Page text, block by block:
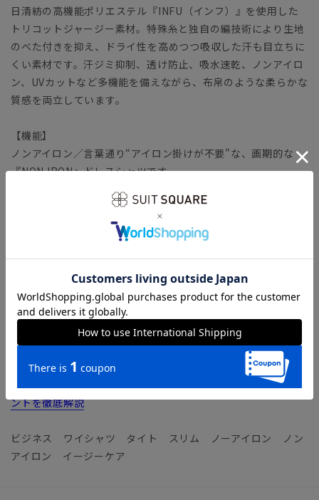
日清紡の高機能ポリエステル『INFU（インフ）』を使用した
トリコットジャージー素材。特殊糸と独自の編技術により生地
のべた付きを抑え、ドライ性を高めつつ吸収した汗も目立ちに
くい素材です。汗ジミ抑制、透け防止、吸水速乾、ノンアイロ
ン、UVカットなど多機能を備えながら、布帛のような柔らかな
質感を両立しています。
【機能】
ノンアイロン／言葉通り“アイロン掛けが不要”な、画期的な
『NON IRON』ドレスシャツです。
ウォッシャブル／汚れてもご家庭で簡単にお洗濯が可能です。
ストレッチ／タテヨコに伸びる優れた伸縮性により快適な着心
防シワ／着用中シワになりにくく、洗濯後に残りがちなシワも
防ぎます。
速乾／汗をかいてもさらりとした着心地が持続、お手入れの時
短にも繋がります。
接触冷感／触れるとひんやり感じる、接触冷感加工を施してい
【参考情報】The Style Dictionary
◆クールビズシャツの決定版！シャツ選びで押さえるべきポイ
ントを徹底解説
ビジネス ワイシャツ タイト スリム ノーアイロン ノン
アイロン イージーケア